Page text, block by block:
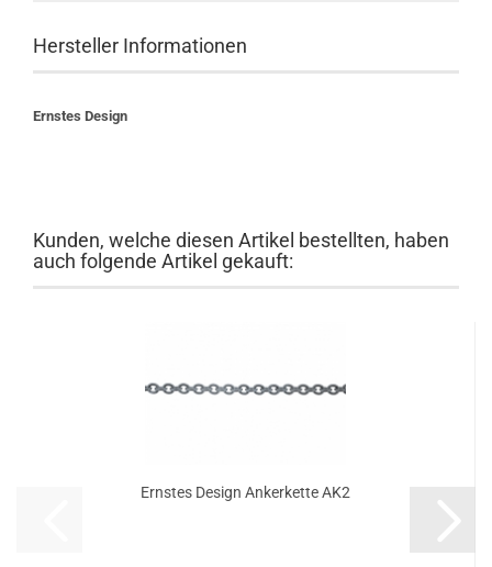
Hersteller Informationen
Ernstes Design
Kunden, welche diesen Artikel bestellten, haben
auch folgende Artikel gekauft:
Ernstes Design Ankerkette AK2